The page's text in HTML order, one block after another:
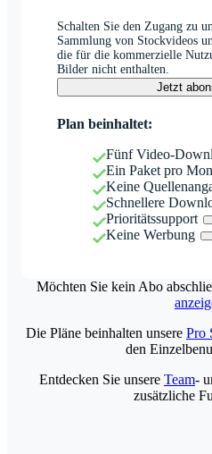
Schalten Sie den Zugang zu
Sammlung von Stockvideos
die für die kommerzielle
Bilder nicht enthalten.
Jetzt
Plan beinhaltet:
Fünf Video-
Ein Paket pro
Keine
Schnellere
Prioritätssupport
Keine Werbung
Möchten Sie kein Abo
Die Pläne beinhalten unsere Pro
den
Entdecken Sie unsere Team-
zusätzliche